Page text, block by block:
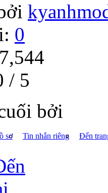
0
/ 5
bởi
sơ
Tin nhắn riêng Đến